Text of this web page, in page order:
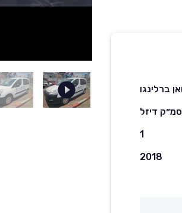
ברלינגו
1
2018